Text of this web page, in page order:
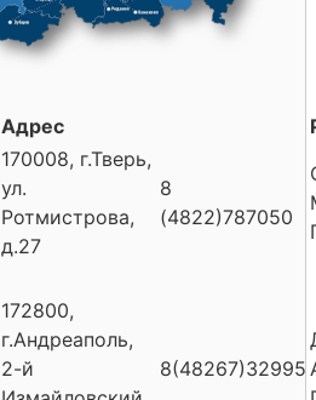
Адрес
170008, г.Тверь,
ул.
Ротмистрова,
д.27
8
(4822)787050
172800,
г.Андреаполь,
2-й
8(48267)32995